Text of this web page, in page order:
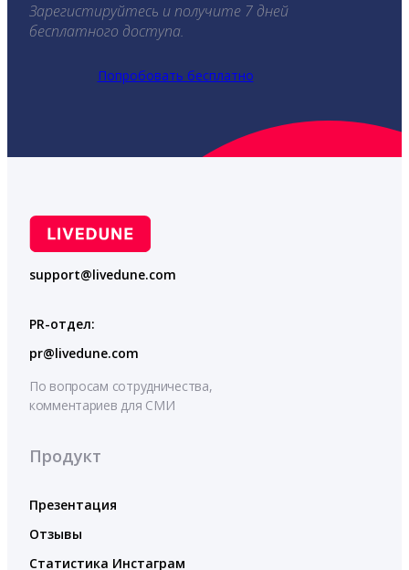
Зарегистируйтесь и получите 7 дней
бесплатного доступа.
Попробовать бесплатно
support@livedune.com
PR-отдел:
pr@livedune.com
По вопросам сотрудничества,
комментариев для СМИ
Продукт
Презентация
Отзывы
Статистика Инстаграм